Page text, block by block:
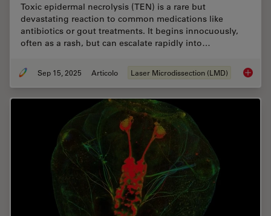
Toxic epidermal necrolysis (TEN) is a rare but
devastating reaction to common medications like
antibiotics or gout treatments. It begins innocuously,
often as a rash, but can escalate rapidly into…
Sep 15, 2025 Articolo Laser Microdissection (LMD) How a